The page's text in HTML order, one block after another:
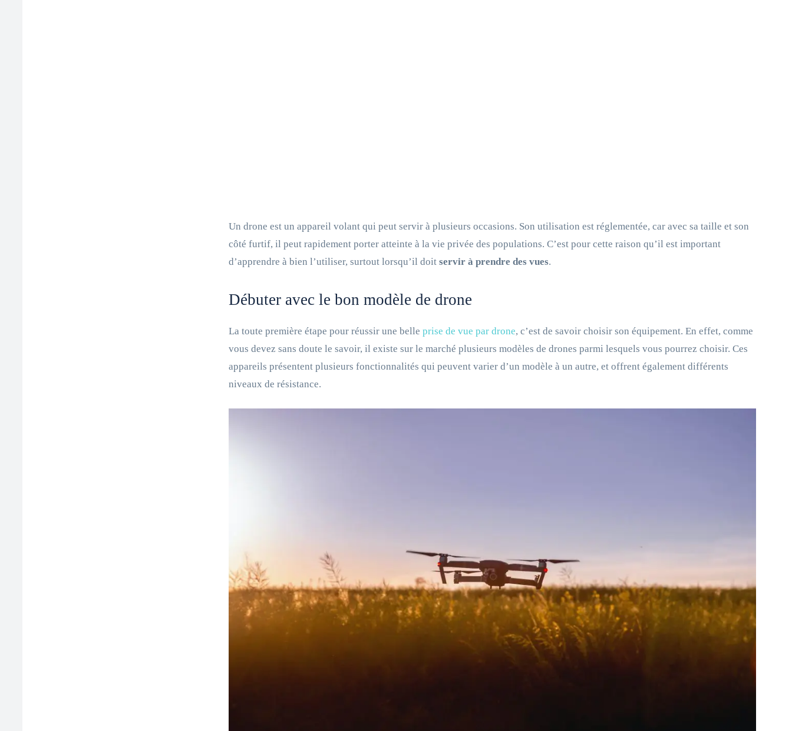
Un drone est un appareil volant qui peut servir à plusieurs occasions. Son utilisation est réglementée, car avec sa taille et son
côté furtif, il peut rapidement porter atteinte à la vie privée des populations. C’est pour cette raison qu’il est important
d’apprendre à bien l’utiliser, surtout lorsqu’il doit servir à prendre des vues.
Débuter avec le bon modèle de drone
La toute première étape pour réussir une belle prise de vue par drone, c’est de savoir choisir son équipement. En effet, comme
vous devez sans doute le savoir, il existe sur le marché plusieurs modèles de drones parmi lesquels vous pourrez choisir. Ces
appareils présentent plusieurs fonctionnalités qui peuvent varier d’un modèle à un autre, et offrent également différents
niveaux de résistance.